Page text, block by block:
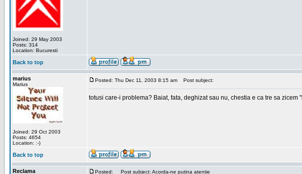
Joined: 29 May 2003
Posts: 314
Location: Bucuresti
Back to top
marius
Marius
Joined: 29 Oct 2003
Posts: 4654
Location: :-)
Posted: Thu Dec 11, 2003 8:15 am Post subject:
totusi care-i problema? Baiat, fata, deghizat sau nu, chestia e ca tre sa zicem "
Back to top
Reclama Posted: Post subject: Acorda-ne putina atentie